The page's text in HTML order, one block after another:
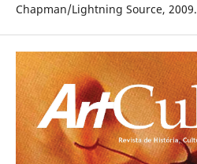
Chapman/Lightning Source, 2009.